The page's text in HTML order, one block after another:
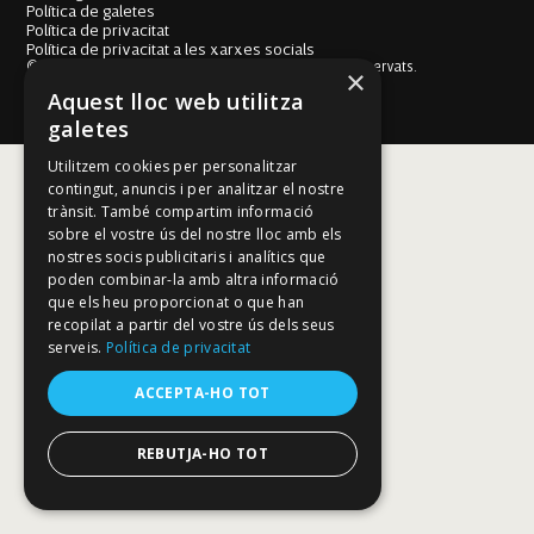
Política de galetes
Política de privacitat
Política de privacitat a les xarxes socials
© Fundació Mallorca Literària 2026. Tots els drets reservats.
Disseny i desenvolupament web BESTALDE STUDIO
×
Aquest lloc web utilitza
galetes
Utilitzem cookies per personalitzar
contingut, anuncis i per analitzar el nostre
trànsit. També compartim informació
sobre el vostre ús del nostre lloc amb els
nostres socis publicitaris i analítics que
poden combinar-la amb altra informació
que els heu proporcionat o que han
recopilat a partir del vostre ús dels seus
serveis. Política de privacitat
ACCEPTA-HO TOT
REBUTJA-HO TOT